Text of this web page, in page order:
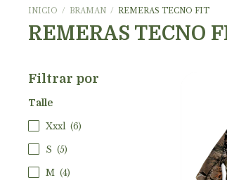
INICIO / BRAMAN / REMERAS TECNO FIT
REMERAS TECNO
Filtrar por
Talle
Xxxl (6)
S (5)
M (4)